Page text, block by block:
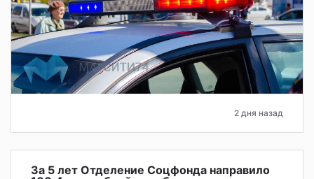
2 дня назад
За 5 лет Отделение Соцфонда направило